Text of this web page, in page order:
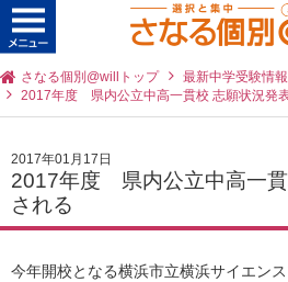
さなる個別@willトップ 最新中学受験情報
2017年度 県内公立中高一貫校 志願状況発
2017年01月17日
2017年度 県内公立中高一
される
今年開校となる横浜市立横浜サイエン